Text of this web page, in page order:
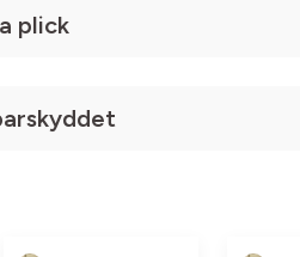
plick